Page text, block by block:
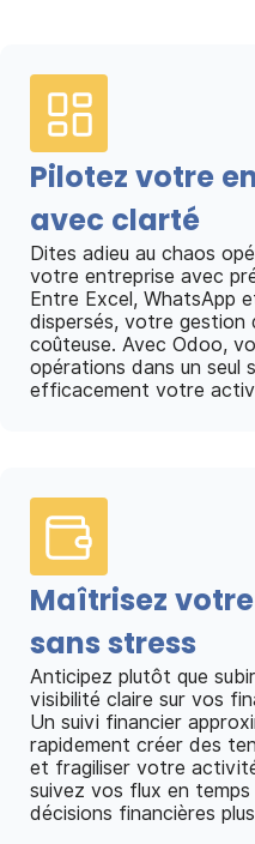
Pilotez votre
avec clarté
Dites adieu au chaos
votre entreprise avec
Entre Excel, WhatsApp
dispersés, votre gestion
coûteuse. Avec Odoo,
opérations dans un seul
efficacement votre
Maîtrisez
sans stress
Anticipez plutôt que
visibilité claire sur vos
Un suivi financier
rapidement créer des
et fragiliser votre
suivez vos flux en
décisions financières